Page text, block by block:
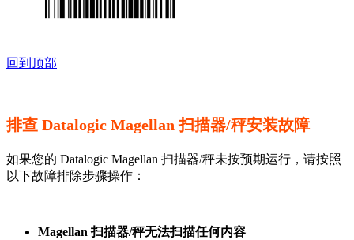
回到顶部
排查 Datalogic Magellan 扫描器/秤安装故障
如果您的 Datalogic Magellan 扫描器/秤未按预期运行，请按照
以下故障排除步骤操作：
Magellan 扫描器/秤无法扫描任何内容